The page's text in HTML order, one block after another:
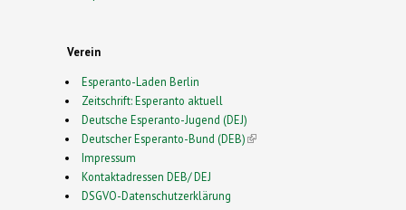
Verein
Esperanto-Laden Berlin
Zeitschrift: Esperanto aktuell
Deutsche Esperanto-Jugend (DEJ)
Deutscher Esperanto-Bund (DEB)(link is external)
Impressum
Kontaktadressen DEB/ DEJ
DSGVO-Datenschutzerklärung